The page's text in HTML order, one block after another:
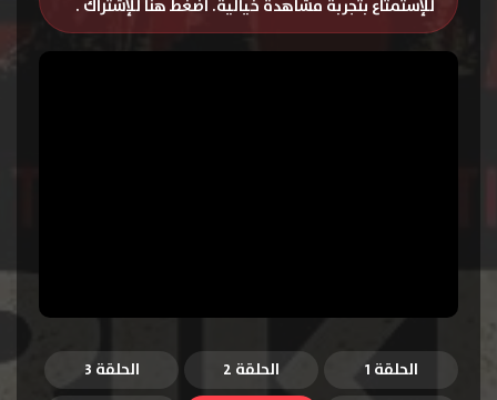
للإستمتاع بتجربة مشاهدة خيالية. اضغط هنا للإشتراك .
الحلقة 1 الحلقة 2
الحلقة 3